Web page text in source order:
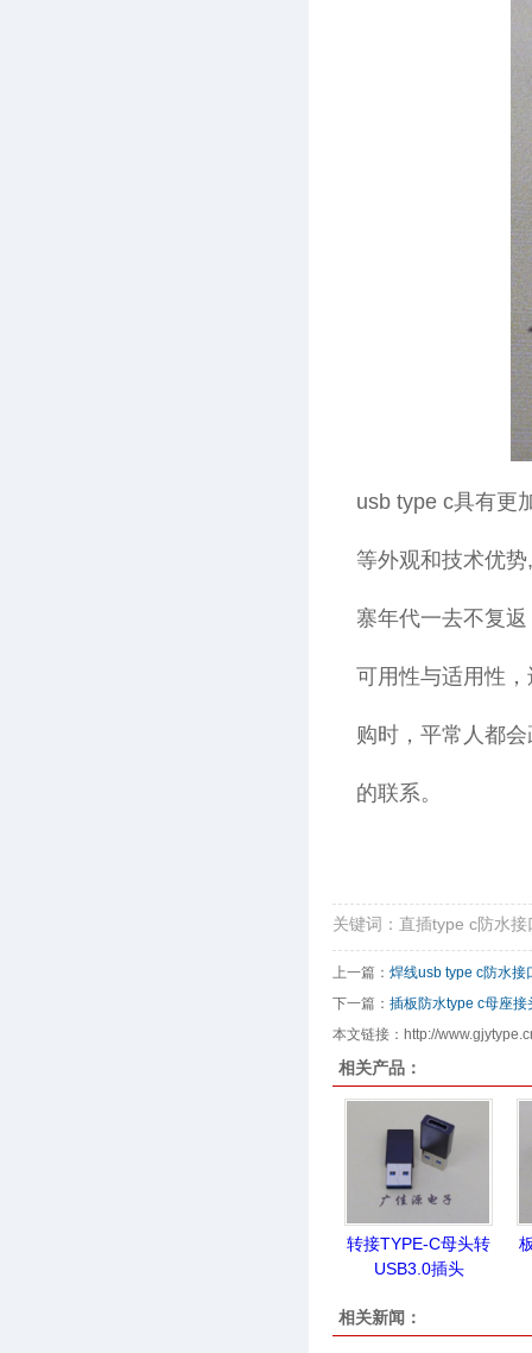
usb type c具有更
等外观和技术优
寨年代一去不复
可用性与适用性
购时，平常人都
的联系。
关键词：直插type c防水
上一篇： 焊线usb type c防水接
下一篇： 插板防水type c母座
本文链接：http://
相关产品：
转接TYPE-C母头转
USB3.0插头
相关新闻：